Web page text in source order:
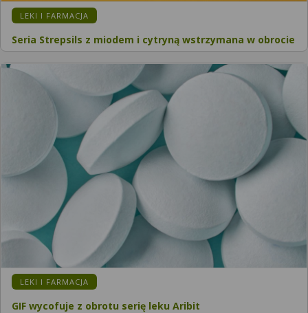
KATEGORIA:
LEKI I FARMACJA
Seria Strepsils z miodem i cytryną wstrzymana w obrocie
KATEGORIA:
LEKI I FARMACJA
GIF wycofuje z obrotu serię leku Aribit